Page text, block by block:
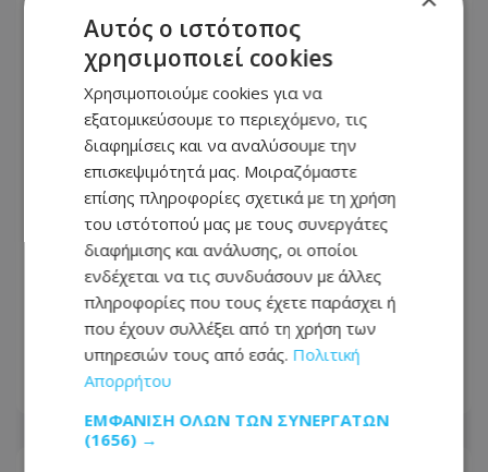
Πάρκο Καλλιτεχνών «Μεσόγειος»: Από
κόσμημα της Λάρνακας… σε σύμβολο
εγκατάλειψης
07.08.2026 - 10:47
Αυτός ο ιστότοπος
χρησιμοποιεί cookies
Χρησιμοποιούμε cookies για να
εξατομικεύσουμε το περιεχόμενο, τις
διαφημίσεις και να αναλύσουμε την
επισκεψιμότητά μας. Μοιραζόμαστε
επίσης πληροφορίες σχετικά με τη χρήση
του ιστότοπού μας με τους συνεργάτες
διαφήμισης και ανάλυσης, οι οποίοι
ενδέχεται να τις συνδυάσουν με άλλες
πληροφορίες που τους έχετε παράσχει ή
που έχουν συλλέξει από τη χρήση των
υπηρεσιών τους από εσάς. Πολιτική
Απορρήτου
ΕΜΦΆΝΙΣΗ ΌΛΩΝ ΤΩΝ ΣΥΝΕΡΓΑΤΏΝ
(1656) →